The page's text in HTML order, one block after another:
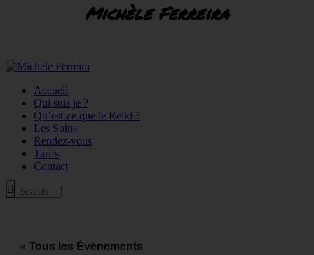
Michèle Ferreira
Accueil
Qui suis je ?
Qu’est-ce que le Reiki ?
Les Soins
Rendez-vous
Tarifs
Contact
« Tous les Évènements